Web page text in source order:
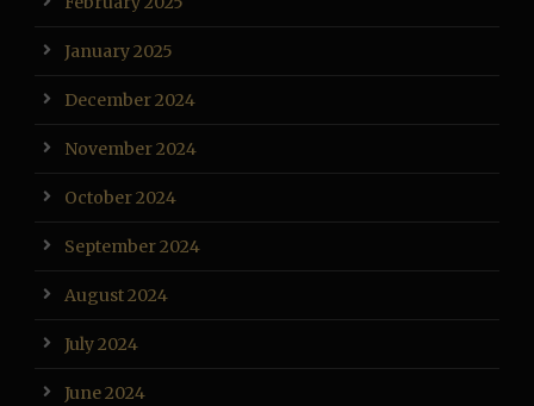
January 2025
December 2024
November 2024
October 2024
September 2024
August 2024
July 2024
June 2024